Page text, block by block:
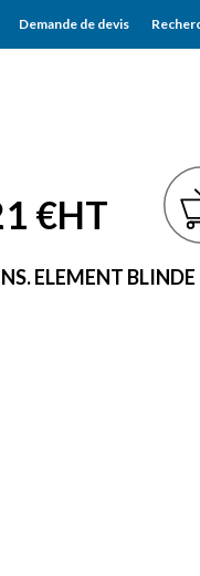
Demande de devis
€HT
ELEMENT BLINDE